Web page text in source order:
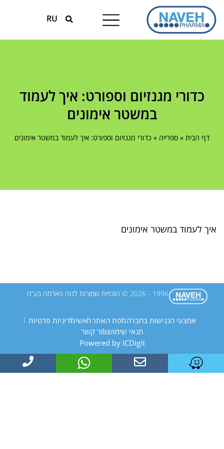
RU
כדורי מגנזיום וספורט: איך לעמוד
במשטר אימונים
דף הבית » ספרייה » כדורי מגנזיום וספורט: איך לעמוד במשטר אימונים
איך לעמוד במשטר אימונים
אמצעי הנגישות בחברהמפת האתרראשימדיניות פרטיות
תנאי שימושצור קשר
Powered by ICDigit
1996 - 2026 © הזכויות שמורות לנוה פארמה בע"מ